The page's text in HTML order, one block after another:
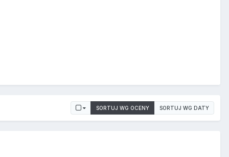
SORTUJ WG OCENY SORTUJ WG DATY